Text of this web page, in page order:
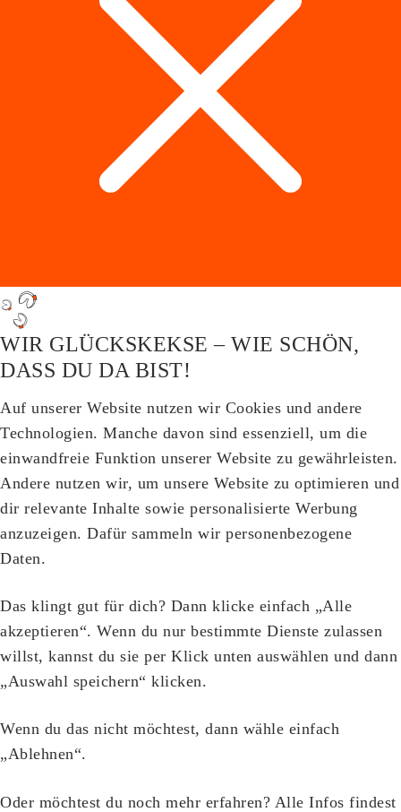
WIR GLÜCKSKEKSE – WIE SCHÖN,
DASS DU DA BIST!
Auf unserer Website nutzen wir Cookies und andere
Technologien. Manche davon sind essenziell, um die
einwandfreie Funktion unserer Website zu gewährleisten.
Andere nutzen wir, um unsere Website zu optimieren und
dir relevante Inhalte sowie personalisierte Werbung
anzuzeigen. Dafür sammeln wir personenbezogene
Daten.
Das klingt gut für dich? Dann klicke einfach „Alle
akzeptieren“. Wenn du nur bestimmte Dienste zulassen
willst, kannst du sie per Klick unten auswählen und dann
„Auswahl speichern“ klicken.
Wenn du das nicht möchtest, dann wähle einfach
„Ablehnen“.
Oder möchtest du noch mehr erfahren? Alle Infos findest